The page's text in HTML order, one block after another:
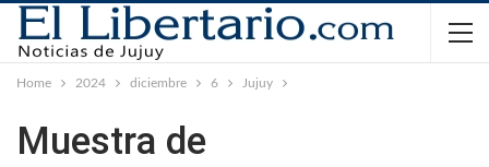
Home 2024 diciembre 6 Jujuy
Muestra de